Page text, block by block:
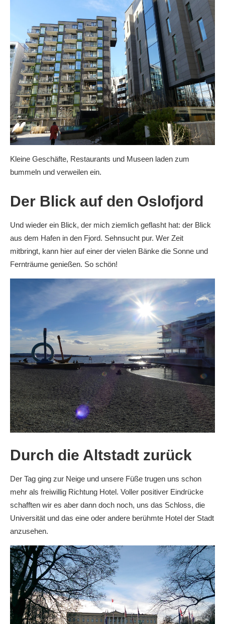
Kleine Geschäfte, Restaurants und Museen laden zum
bummeln und verweilen ein.
Der Blick auf den Oslofjord
Und wieder ein Blick, der mich ziemlich geflasht hat: der Blick
aus dem Hafen in den Fjord. Sehnsucht pur. Wer Zeit
mitbringt, kann hier auf einer der vielen Bänke die Sonne und
Fernträume genießen. So schön!
Durch die Altstadt zurück
Der Tag ging zur Neige und unsere Füße trugen uns schon
mehr als freiwillig Richtung Hotel. Voller positiver Eindrücke
schafften wir es aber dann doch noch, uns das Schloss, die
Universität und das eine oder andere berühmte Hotel der Stadt
anzusehen.